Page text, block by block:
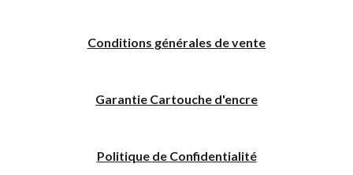
Conditions générales de vente
Garantie Cartouche d'encre
Politique de Confidentialité